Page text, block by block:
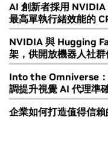
AI 創新者採用
最高單執行緒效能的
NVIDIA 與 Hugging
架，供開放機器人社群
Into the Omniverse
調提升視覺 AI 代理準
企業如何打造值得信